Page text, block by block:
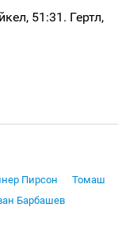
51:31. Гертл,
Пирсон
Томаш
Барбашев